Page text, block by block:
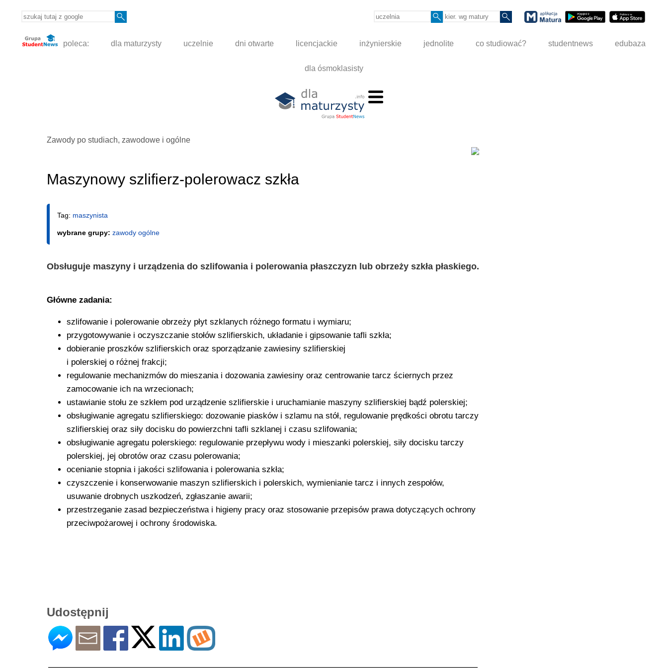
poleca: dla maturzysty uczelnie dni otwarte licencjackie inżynierskie jednolite co studiować? studentnews edubaza
dla ósmoklasisty
Zawody po studiach, zawodowe i ogólne
Maszynowy szlifierz-polerowacz szkła
Tag: maszynista
wybrane grupy: zawody ogólne
Obsługuje maszyny i urządzenia do szlifowania i polerowania płaszczyzn lub obrzeży szkła płaskiego.
Główne zadania:
szlifowanie i polerowanie obrzeży płyt szklanych różnego formatu i wymiaru;
przygotowywanie i oczyszczanie stołów szlifierskich, układanie i gipsowanie tafli szkła;
dobieranie proszków szlifierskich oraz sporządzanie zawiesiny szlifierskiej
i polerskiej o różnej frakcji;
regulowanie mechanizmów do mieszania i dozowania zawiesiny oraz centrowanie tarcz ściernych przez
zamocowanie ich na wrzecionach;
ustawianie stołu ze szkłem pod urządzenie szlifierskie i uruchamianie maszyny szlifierskiej bądź polerskiej;
obsługiwanie agregatu szlifierskiego: dozowanie piasków i szlamu na stół, regulowanie prędkości obrotu tarczy
szlifierskiej oraz siły docisku do powierzchni tafli szklanej i czasu szlifowania;
obsługiwanie agregatu polerskiego: regulowanie przepływu wody i mieszanki polerskiej, siły docisku tarczy
polerskiej, jej obrotów oraz czasu polerowania;
ocenianie stopnia i jakości szlifowania i polerowania szkła;
czyszczenie i konserwowanie maszyn szlifierskich i polerskich, wymienianie tarcz i innych zespołów,
usuwanie drobnych uszkodzeń, zgłaszanie awarii;
przestrzeganie zasad bezpieczeństwa i higieny pracy oraz stosowanie przepisów prawa dotyczących ochrony
przeciwpożarowej i ochrony środowiska.
Udostępnij